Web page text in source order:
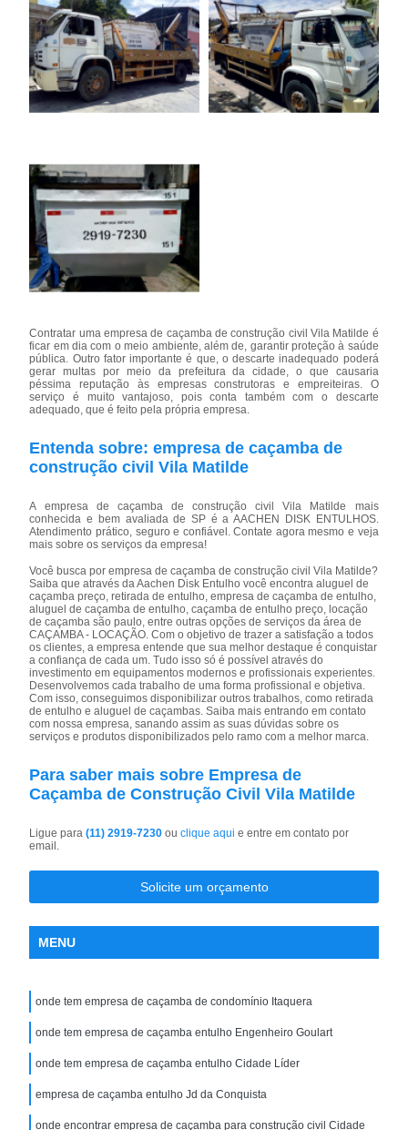
Contratar uma empresa de caçamba de construção civil Vila Matilde é
ficar em dia com o meio ambiente, além de, garantir proteção à saúde
pública. Outro fator importante é que, o descarte inadequado poderá
gerar multas por meio da prefeitura da cidade, o que causaria
péssima reputação às empresas construtoras e empreiteiras. O
serviço é muito vantajoso, pois conta também com o descarte
adequado, que é feito pela própria empresa.
Entenda sobre: empresa de caçamba de
construção civil Vila Matilde
A empresa de caçamba de construção civil Vila Matilde mais
conhecida e bem avaliada de SP é a AACHEN DISK ENTULHOS.
Atendimento prático, seguro e confiável. Contate agora mesmo e veja
mais sobre os serviços da empresa!
Você busca por empresa de caçamba de construção civil Vila Matilde?
Saiba que através da Aachen Disk Entulho você encontra aluguel de
caçamba preço, retirada de entulho, empresa de caçamba de entulho,
aluguel de caçamba de entulho, caçamba de entulho preço, locação
de caçamba são paulo, entre outras opções de serviços da área de
CAÇAMBA - LOCAÇÃO. Com o objetivo de trazer a satisfação a todos
os clientes, a empresa entende que sua melhor destaque é conquistar
a confiança de cada um. Tudo isso só é possível através do
investimento em equipamentos modernos e profissionais experientes.
Desenvolvemos cada trabalho de uma forma profissional e objetiva.
Com isso, conseguimos disponibilizar outros trabalhos, como retirada
de entulho e aluguel de caçambas. Saiba mais entrando em contato
com nossa empresa, sanando assim as suas dúvidas sobre os
serviços e produtos disponibilizados pelo ramo com a melhor marca.
Para saber mais sobre Empresa de
Caçamba de Construção Civil Vila Matilde
Ligue para(11) 2919-7230ouclique aqui e entre em contato por
email.
Solicite um orçamento
MENU
onde tem empresa de caçamba de condomínio Itaquera
onde tem empresa de caçamba entulho Engenheiro Goulart
onde tem empresa de caçamba entulho Cidade Líder
empresa de caçamba entulho Jd da Conquista
onde encontrar empresa de caçamba para construção civil Cidade